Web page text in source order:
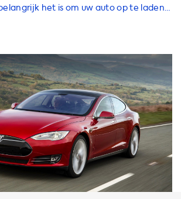
het is om uw auto op te laden.
opladen van uw EV gemakkelijker en
Onze thuislaadstations
om uw auto op te laden terwijl u
laadstations kunt u uw auto opladen
maximaal 22kW. Het is belangrijk op
nooit sneller kan opladen dan de
van het AC-laadstation. Als uw
met een onboard charger die in staat
laden, adviseren wij u een laadstation te
laadsnelheid heeft als uw auto. Onze
in verschillende lengtes en